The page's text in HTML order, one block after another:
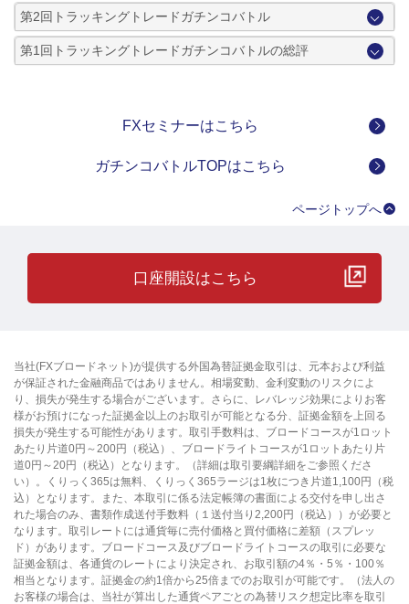
第2回トラッキングトレードガチンコバトル
第1回トラッキングトレードガチンコバトルの総評
FXセミナーはこちら
ガチンコバトルTOPはこちら
ページトップへ
口座開設はこちら
当社(FXブロードネット)が提供する外国為替証拠金取引は、元本および利益
が保証された金融商品ではありません。相場変動、金利変動のリスクによ
り、損失が発生する場合がございます。さらに、レバレッジ効果によりお客
様がお預けになった証拠金以上のお取引が可能となる分、証拠金額を上回る
損失が発生する可能性があります。取引手数料は、ブロードコースが1ロット
あたり片道0円～200円（税込）、ブロードライトコースが1ロットあたり片
道0円～20円（税込）となります。（詳細は取引要綱詳細をご参照くださ
い）。くりっく365は無料、くりっく365ラージは1枚につき片道1,100円（税
込）となります。また、本取引に係る法定帳簿の書面による交付を申し出さ
れた場合のみ、書類作成送付手数料（１送付当り2,200円（税込））が必要と
なります。取引レートには通貨毎に売付価格と買付価格に差額（スプレッ
ド）があります。ブロードコース及びブロードライトコースの取引に必要な
証拠金額は、各通貨のレートにより決定され、お取引額の4％・5％・100％
相当となります。証拠金の約1倍から25倍までのお取引が可能です。（法人の
お客様の場合は、当社が算出した通貨ペアごとの為替リスク想定比率を取引